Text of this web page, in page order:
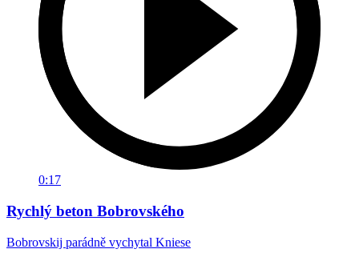
0:17
Rychlý beton Bobrovského
Bobrovskij parádně vychytal Kniese